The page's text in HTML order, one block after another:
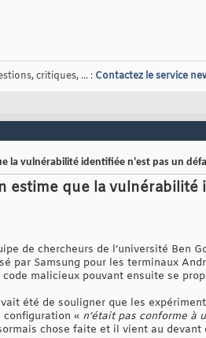
critiques, ... : Contactez le service
la vulnérabilité identifiée n'est pas un
estime que la
de chercheurs de l’université Ben
par Samsung pour les terminaux
malicieux pouvant ensuite se
été de souligner que les
configuration « n’était pas conforme à
chose faite et il vient au